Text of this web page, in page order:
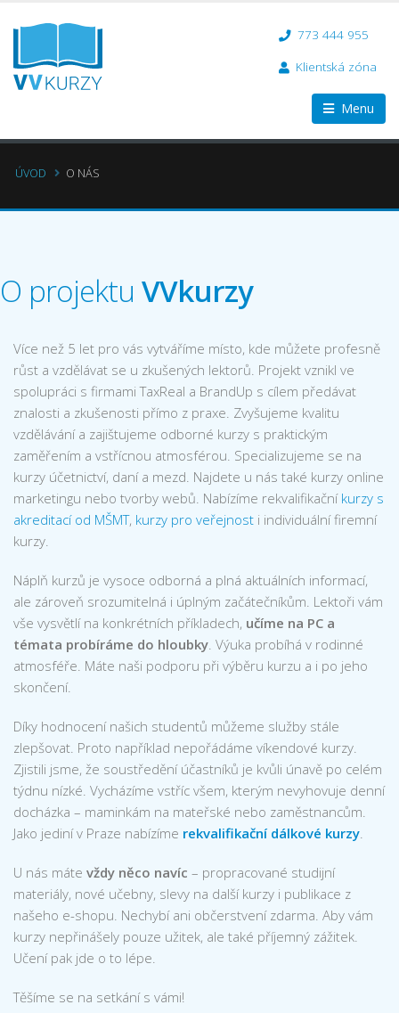
773 444 955
Klientská zóna
Menu
ÚVOD O NÁS
O projektu VVkurzy
Více než 5 let pro vás vytváříme místo, kde můžete profesně
růst a vzdělávat se u zkušených lektorů. Projekt vznikl ve
spolupráci s firmami TaxReal a BrandUp s cílem předávat
znalosti a zkušenosti přímo z praxe. Zvyšujeme kvalitu
vzdělávání a zajištujeme odborné kurzy s praktickým
zaměřením a vstřícnou atmosférou. Specializujeme se na
kurzy účetnictví, daní a mezd. Najdete u nás také kurzy online
marketingu nebo tvorby webů. Nabízíme rekvalifikační kurzy s
akreditací od MŠMT, kurzy pro veřejnost i individuální firemní
kurzy.
Náplň kurzů je vysoce odborná a plná aktuálních informací,
ale zároveň srozumitelná i úplným začátečníkům. Lektoři vám
vše vysvětlí na konkrétních příkladech, učíme na PC a
témata probíráme do hloubky. Výuka probíhá v rodinné
atmosféře. Máte naši podporu při výběru kurzu a i po jeho
skončení.
Díky hodnocení našich studentů můžeme služby stále
zlepšovat. Proto například nepořádáme víkendové kurzy.
Zjistili jsme, že soustředění účastníků je kvůli únavě po celém
týdnu nízké. Vycházíme vstříc všem, kterým nevyhovuje denní
docházka – maminkám na mateřské nebo zaměstnancům.
Jako jediní v Praze nabízíme rekvalifikační dálkové kurzy.
U nás máte vždy něco navíc – propracované studijní
materiály, nové učebny, slevy na další kurzy i publikace z
našeho e-shopu. Nechybí ani občerstvení zdarma. Aby vám
kurzy nepřinášely pouze užitek, ale také příjemný zážitek.
Učení pak jde o to lépe.
Těšíme se na setkání s vámi!